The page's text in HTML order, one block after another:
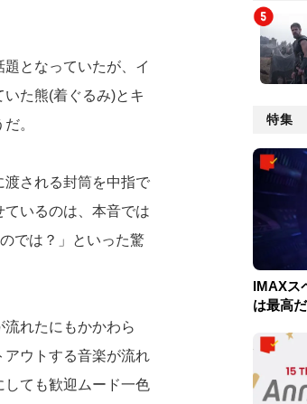
となっていたが、イ
た熊(着ぐるみ)とキ
。
される封筒を中指で
いるのは、本音では
では？」といった驚
れたにもかかわら
ウトする音楽が流れ
ても歓迎ムード一色
特集
IMAXス
は最高